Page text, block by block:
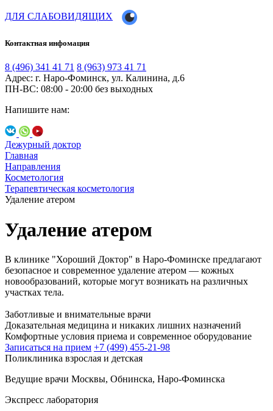
ДЛЯ СЛАБОВИДЯЩИХ
Контактная инфомация
8 (496) 341 41 71 8 (963) 973 41 71
Адрес: г. Наро-Фоминск, ул. Калинина, д.6
ПН-ВС: 08:00 - 20:00 без выходных
Напишите нам:
Дежурный доктор
Главная
Направления
Косметология
Терапевтическая косметология
Удаление атером
Удаление атером
В клинике "Хороший Доктор" в Наро-Фоминске предлагают
безопасное и современное удаление атером — кожных
новообразований, которые могут возникать на различных
участках тела.
Заботливые и внимательные врачи
Доказательная медицина и никаких лишних назначений
Комфортные условия приема и современное оборудование
Записаться на прием +7 (499) 455-21-98
Поликлиника взрослая и детская
Ведущие врачи Москвы, Обнинска, Наро-Фоминска
Экспресс лаборатория